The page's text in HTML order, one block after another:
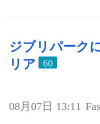
ジブリパーク
リア
60
08月07日 13:11